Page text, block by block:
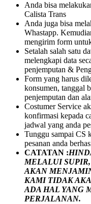
Anda bisa
Calista Trans
Anda juga bisa
Whastapp.
mengirim form
Setalah salah satu
melengkapi data
penjemputan &
Form yang harus
konsumen, tanggal
penjemputan dan
Costumer Service
konfirmasi kepada
jadwal yang anda
Tunggu sampai CS
pesanan anda
CATATAN :
MELALUI
AKAN
KAMI TIDAK
ADA HAL YANG
PERJALANAN.